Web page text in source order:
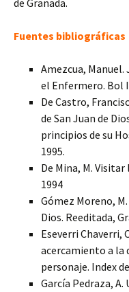
de Granada.
Fuentes bibliográficas
Amezcua,
el Enfermero. Bol
De Castro,
de San Juan de
principios de su
1995.
De Mina, M. Visitar
1994
Gómez Moreno,
Dios. Reeditada,
Eseverri Chaverri,
acercamiento a
personaje. Index
García Pedraza,